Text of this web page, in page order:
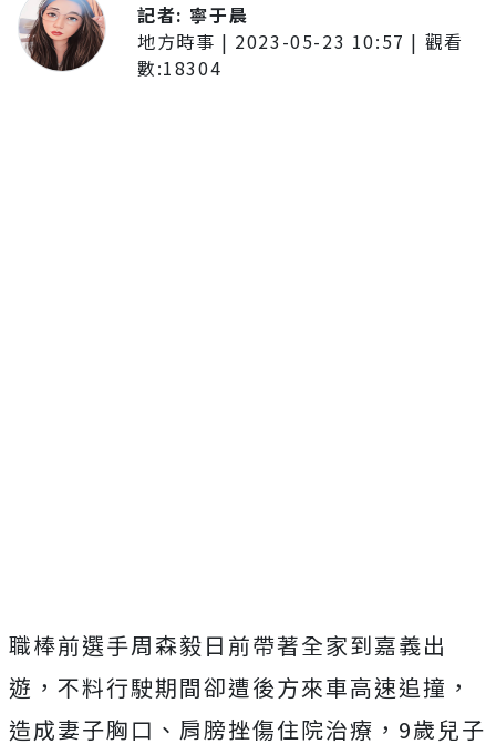
記者: 寧于晨
地方時事 | 2023-05-23 10:57 | 觀看
數:18304
職棒前選手周森毅日前帶著全家到嘉義出
遊，不料行駛期間卻遭後方來車高速追撞，
造成妻子胸口、肩膀挫傷住院治療，9歲兒子